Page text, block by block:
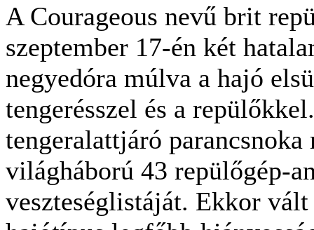
A Courageous nevű brit
szeptember 17-én két
negyedóra múlva a hajó
tengerésszel és a
tengeralattjáró
világháború 43 repülőgép-
veszteséglistáját. Ekkor